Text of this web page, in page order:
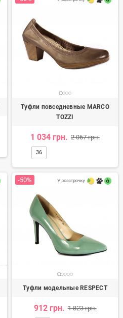
Туфли повседневные MARCO
TOZZI
1 034 грн. 2 067 грн.
36
-50%
Туфли модельные RESPECT
912 грн. 1 823 грн.